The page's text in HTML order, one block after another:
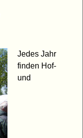
Jedes Jahr
finden Hof-
und